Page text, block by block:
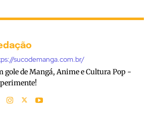
sucodemanga.com.br/
gole de Mangá, Anime e Cultura Pop -